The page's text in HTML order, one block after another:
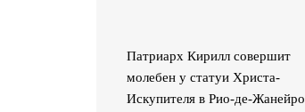
Патриарх Кирилл совершит
молебен у статуи Христа-
Искупителя в Рио-де-Жанейро